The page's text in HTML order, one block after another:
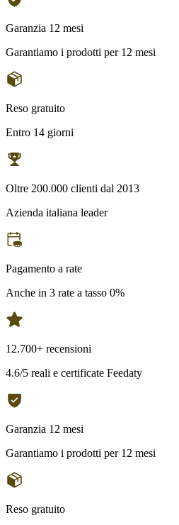
Garanzia 12 mesi
Garantiamo i prodotti per 12 mesi
Reso gratuito
Entro 14 giorni
Oltre 200.000 clienti dal 2013
Azienda italiana leader
Pagamento a rate
Anche in 3 rate a tasso 0%
12.700+ recensioni
4.6/5 reali e certificate Feedaty
Garanzia 12 mesi
Garantiamo i prodotti per 12 mesi
Reso gratuito